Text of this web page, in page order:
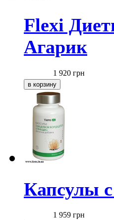
Flexi
Агарик
1 920 грн
Капсулы
1 959 грн